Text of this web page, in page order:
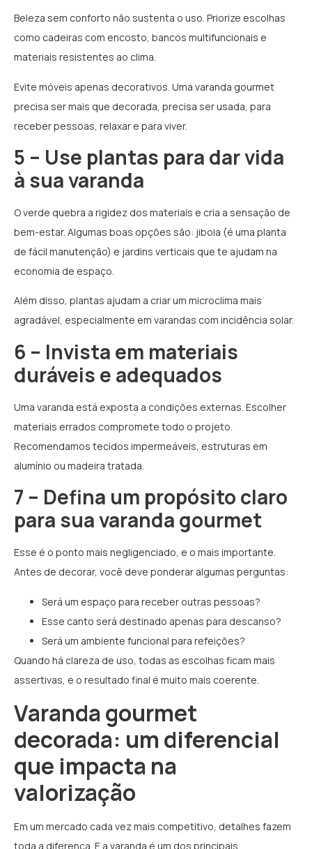
Beleza sem conforto não sustenta o uso. Priorize escolhas
como cadeiras com encosto, bancos multifuncionais e
materiais resistentes ao clima.
Evite móveis apenas decorativos. Uma varanda gourmet
precisa ser mais que decorada, precisa ser usada, para
receber pessoas, relaxar e para viver.
5 – Use plantas para dar vida
à sua varanda
O verde quebra a rigidez dos materiais e cria a sensação de
bem-estar. Algumas boas opções são: jiboia (é uma planta
de fácil manutenção) e jardins verticais que te ajudam na
economia de espaço.
Além disso, plantas ajudam a criar um microclima mais
agradável, especialmente em varandas com incidência solar.
6 – Invista em materiais
duráveis e adequados
Uma varanda está exposta a condições externas. Escolher
materiais errados compromete todo o projeto.
Recomendamos tecidos impermeáveis, estruturas em
alumínio ou madeira tratada.
7 – Defina um propósito claro
para sua varanda gourmet
Esse é o ponto mais negligenciado, e o mais importante.
Antes de decorar, você deve ponderar algumas perguntas:
Será um espaço para receber outras pessoas?
Esse canto será destinado apenas para descanso?
Será um ambiente funcional para refeições?
Quando há clareza de uso, todas as escolhas ficam mais
assertivas, e o resultado final é muito mais coerente.
Varanda gourmet
decorada: um diferencial
que impacta na
valorização
Em um mercado cada vez mais competitivo, detalhes fazem
toda a diferença. E a varanda é um dos principais.